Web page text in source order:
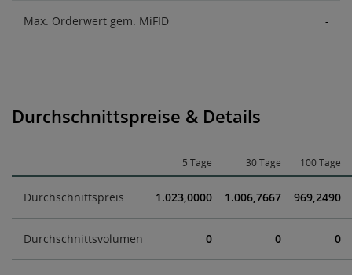
Max. Orderwert gem. MiFID -
Durchschnittspreise & Details
5 Tage 30 Tage 100 Tage
Durchschnittspreis 1.023,0000 1.006,7667 969,2490
Durchschnittsvolumen 0 0 0